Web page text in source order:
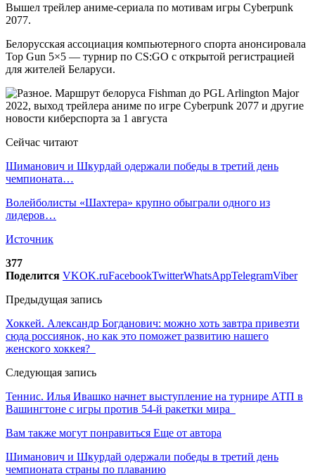
Вышел трейлер аниме-сериала по мотивам игры Cyberpunk
2077.
Белорусская ассоциация компьютерного спорта анонсировала
Top Gun 5×5 — турнир по CS:GO с открытой регистрацией
для жителей Беларуси.
Сейчас читают
Шиманович и Шкурдай одержали победы в третий день
чемпионата…
Волейболисты «Шахтера» крупно обыграли одного из
лидеров…
Источник
377
Поделится VKOK.ruFacebookTwitterWhatsAppTelegramViber
Предыдущая запись
Хоккей. Александр Богданович: можно хоть завтра привезти
сюда россиянок, но как это поможет развитию нашего
женского хоккея?
Следующая запись
Теннис. Илья Ивашко начнет выступление на турнире АТП в
Вашингтоне с игры против 54-й ракетки мира
Вам также могут понравиться Еще от автора
Шиманович и Шкурдай одержали победы в третий день
чемпионата страны по плаванию